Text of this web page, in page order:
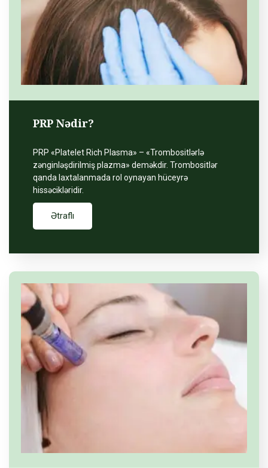
PRP Nədir?
PRP «Platelet Rich Plasma» – «Trombositlərlə
zənginləşdirilmiş plazma» deməkdir. Trombositlər
qanda laxtalanmada rol oynayan hüceyrə
hissəcikləridir.
Ətraflı